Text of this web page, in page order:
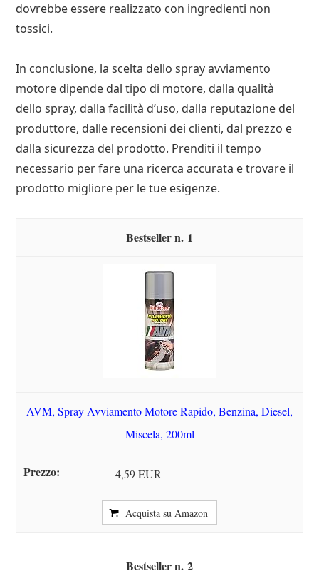
dovrebbe essere realizzato con ingredienti non
tossici.
In conclusione, la scelta dello spray avviamento
motore dipende dal tipo di motore, dalla qualità
dello spray, dalla facilità d’uso, dalla reputazione del
produttore, dalle recensioni dei clienti, dal prezzo e
dalla sicurezza del prodotto. Prenditi il tempo
necessario per fare una ricerca accurata e trovare il
prodotto migliore per le tue esigenze.
1
AVM, Spray Avviamento Motore Rapido, Benzina, Diesel,
Miscela, 200ml
4,59 EUR
Acquista su Amazon
2